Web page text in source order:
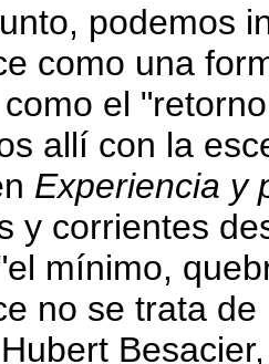
podemos
como una
el
allí con la
Experiencia y
y corrientes
mínimo,
no se trata